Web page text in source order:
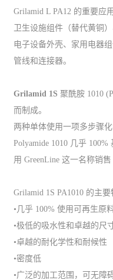
Grilamid L PA12 的重要应
卫生设施组件（替代黄铜
电子设备外壳、家用电器
管线和连接器。
Grilamid 1S 聚酰胺 1010
而制成。
两种单体使用一项多步骤
Polyamide 1010 几乎
用 GreenLine 这一名称销
Grilamid 1S PA1010 的主要
•几乎 100% 使用可再生原
•极低的吸水性和卓越的尺
•卓越的耐化学性和耐候性
•密度低
•广泛的加工范围，可无障